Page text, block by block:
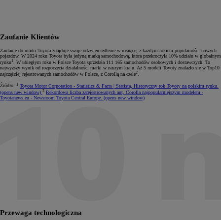
Zaufanie Klientów
Zaufanie do marki Toyota znajduje swoje odzwierciedlenie w rosnącej z każdym rokiem popularności naszych
pojazdów. W 2024 roku Toyota była jedyną marką samochodową, która przekroczyła 10% udziału w globalnym
rynku1
. W ubiegłym roku w Polsce Toyota sprzedała 111 165 samochodów osobowych i dostawczych. To
najwyższy wynik od rozpoczęcia działalności marki w naszym kraju. Aż 5 modeli Toyoty znalazło się w Top10
najczęściej rejestrowanych samochodów w Polsce, z Corollą na czele2.
Źródło: 1 Toyota Motor Corporation - Statistics & Facts | Statista, Historyczny rok Toyoty na polskim rynku.
(opens new window) 2 Rekordowa liczba zarejestrowanych aut, Corolla najpopularniejszym modelem -
Toyotanews.eu - Newsroom Toyota Central Europe. (opens new window)
Przewaga technologiczna